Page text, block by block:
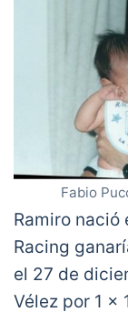
Fabio
Ramiro nació
Racing
el 27 de
Vélez por 1 x